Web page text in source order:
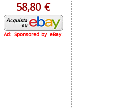
58,80 €
Ad: Sponsored by eBay.